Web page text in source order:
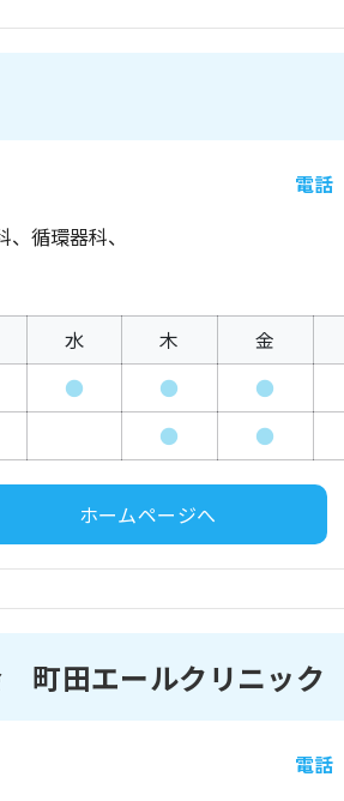
電話
循環器科、
水 木 金
● ● ●
● ●
ホームページへ
田エールクリニック
電話